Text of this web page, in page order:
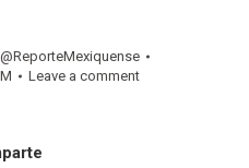
@ReporteMexiquense
Leave a comment